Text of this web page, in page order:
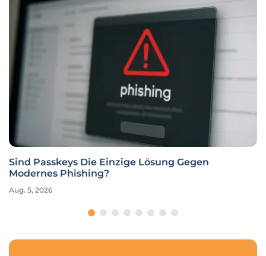
Sind Passkeys Die Einzige Lösung Gegen
Modernes Phishing?
Aug. 5, 2026